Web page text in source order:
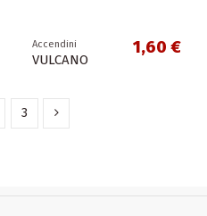
Accendini
VULCANO
1,60 €
3